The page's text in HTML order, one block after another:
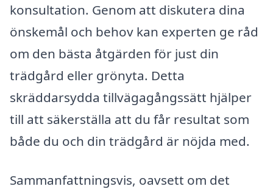
konsultation. Genom att diskutera dina
önskemål och behov kan experten ge råd
om den bästa åtgärden för just din
trädgård eller grönyta. Detta
skräddarsydda tillvägagångssätt hjälper
till att säkerställa att du får resultat som
både du och din trädgård är nöjda med.
Sammanfattningsvis, oavsett om det